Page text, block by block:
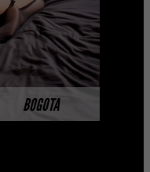
BOGOTA